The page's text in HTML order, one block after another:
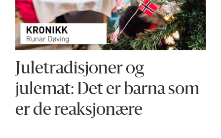
Juletradisjoner og
julemat: Det er barna som
er de reaksjonære